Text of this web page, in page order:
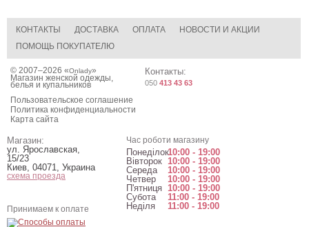
КОНТАКТЫ ДОСТАВКА ОПЛАТА
НОВОСТИ И АКЦИИ
ПОМОЩЬ ПОКУПАТЕЛЮ
© 2007–2026 «Onlady»
Магазин женской одежды,
белья и купальников
Пользовательское соглашение
Политика конфиденциальности
Карта сайта
Контакты:
050 413 43 63
Магазин:
ул. Ярославская,
15/23
Киев 04071 Украина
схема проезда
Час роботи магазину
Понеділок10:00 - 19:00
Вівторок 10:00 - 19:00
Середа
10:00 - 19:00
Четвер
10:00 - 19:00
П'ятниця 10:00 - 19:00
Субота
11:00 - 19:00
Неділя
11:00 - 19:00
Принимаем к оплате